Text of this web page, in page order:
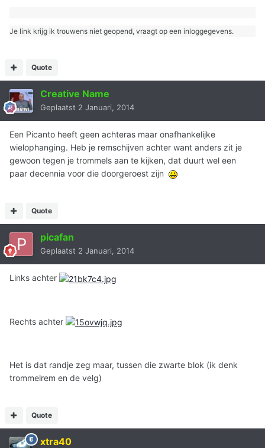
Je link krijg ik trouwens niet geopend, vraagt op een inloggegevens.
Quote
Creative Name
Geplaatst 2 Januari, 2014
Een Picanto heeft geen achteras maar onafhankelijke
wielophanging. Heb je remschijven achter want anders zit je
gewoon tegen je trommels aan te kijken, dat duurt wel een
paar decennia voor die doorgeroest zijn
Quote
picafan
Geplaatst 2 Januari, 2014
Links achter
Rechts achter
Het is dat randje zeg maar, tussen die zwarte blok (ik denk
trommelrem en de velg)
Quote
xtra40